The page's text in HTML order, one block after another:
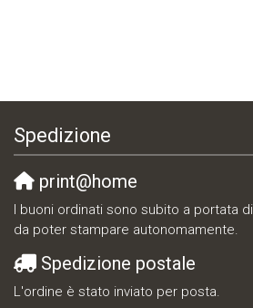
Spedizione
print@home
I buoni ordinati sono subito a portata
da poter stampare autonomamente.
Spedizione postale
L'ordine è stato inviato per posta.